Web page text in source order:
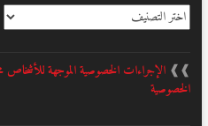
التصنيف
❱❱ الإجراءات الخصوصية الموجهة
الخصوصية